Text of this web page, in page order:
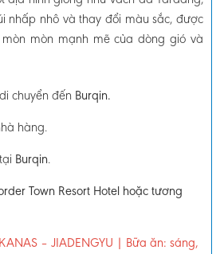
nhấp nhô và thay đổi màu sắc, được
mòn mạnh mẽ của dòng gió và
chuyển đến Burqin.
hàng.
Burqin.
Town Resort Hotel hoặc tương
– JIADENGYU | Bữa ăn: sáng,